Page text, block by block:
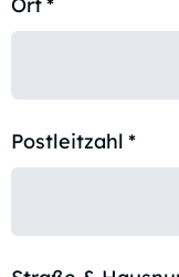
Postleitzahl *